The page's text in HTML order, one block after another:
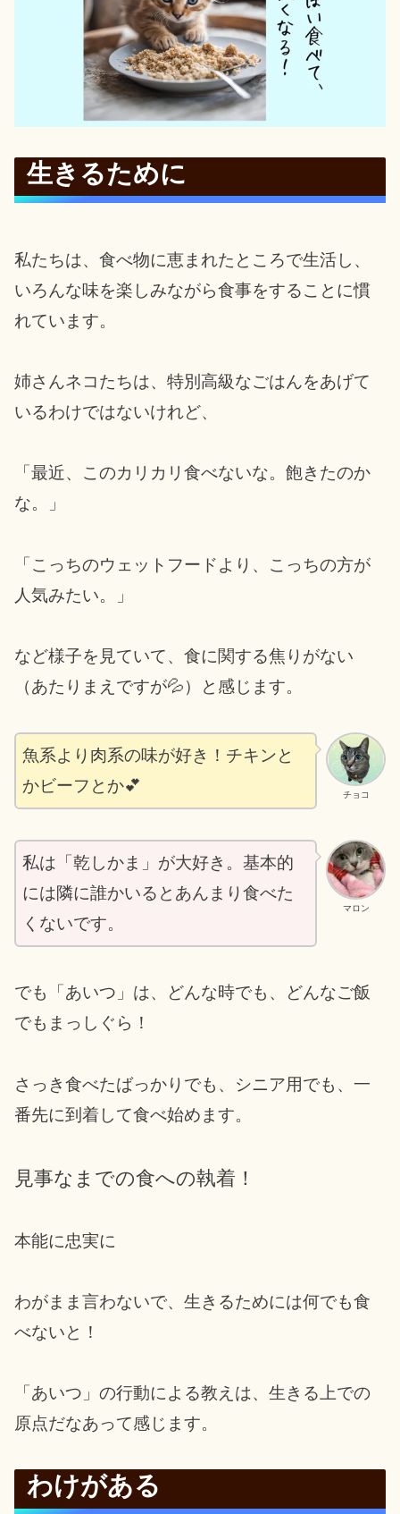
生きるために
私たちは、食べ物に恵まれたところで生活し、
いろんな味を楽しみながら食事をすることに慣
れています。
姉さんネコたちは、特別高級なごはんをあげて
いるわけではないけれど、
「最近、このカリカリ食べないな。飽きたのか
な。」
「こっちのウェットフードより、こっちの方が
人気みたい。」
など様子を見ていて、食に関する焦りがない
（あたりまえですが💦）と感じます。
チョコ
魚系より肉系の味が好き！チキンと
かビーフとか💕
マロン
私は「乾しかま」が大好き。基本的
には隣に誰かいるとあんまり食べた
くないです。
でも「あいつ」は、どんな時でも、どんなご飯
でもまっしぐら！
さっき食べたばっかりでも、シニア用でも、一
番先に到着して食べ始めます。
見事なまでの食への執着！
本能に忠実に
わがまま言わないで、生きるためには何でも食
べないと！
「あいつ」の行動による教えは、生きる上での
原点だなあって感じます。
わけがある